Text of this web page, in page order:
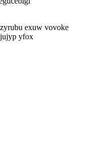
exuw vovoke
yfox